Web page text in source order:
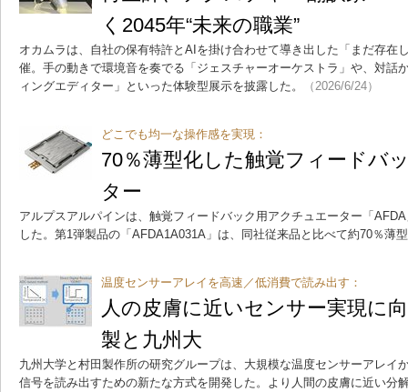
く2045年“未来の職業”
オカムラは、自社の保有特許とAIを掛け合わせて導き出した「まだ存在
催。手の動きで環境音を奏でる「ジェスチャーオーケストラ」や、対話
ィングエディター」といった体験型展示を披露した。
（2026/6/24）
どこでも均一な操作感を実現：
70％薄型化した触覚フィードバ
ター
アルプスアルパインは、触覚フィードバック用アクチュエーター「
した。第1弾製品の「AFDA1A031A」は、同社従来品と比べて約70％薄
温度センサーアレイを高速／低消費で読み出す：
人の皮膚に近いセンサー実現に
製と九州大
九州大学と村田製作所の研究グループは、大規模な温度センサーアレイ
信号を読み出すための新たな方式を開発した。より人間の皮膚に近い分